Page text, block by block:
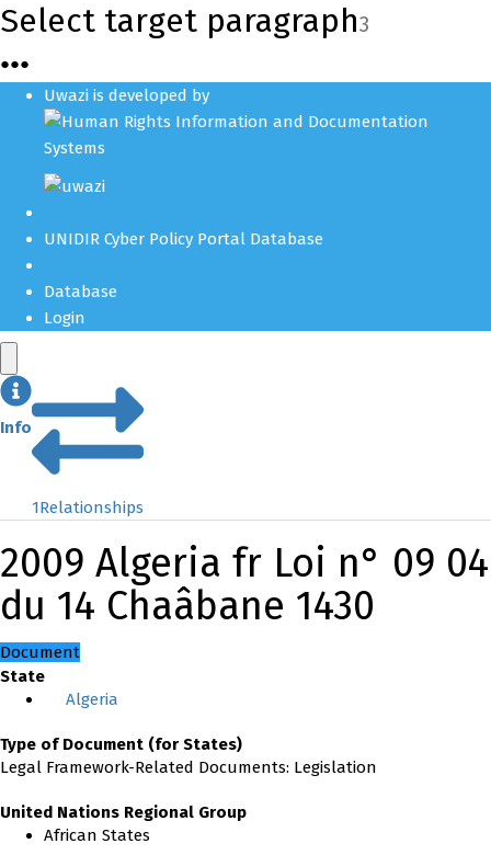
Select target paragraph3
●●●
Uwazi is developed by
UNIDIR Cyber Policy Portal Database
Database
Login
Info
1Relationships
2009 Algeria fr Loi n° 09 04
du 14 Chaâbane 1430
Document
State
Algeria
Type of Document (for States)
Legal Framework-Related Documents: Legislation
United Nations Regional Group
African States